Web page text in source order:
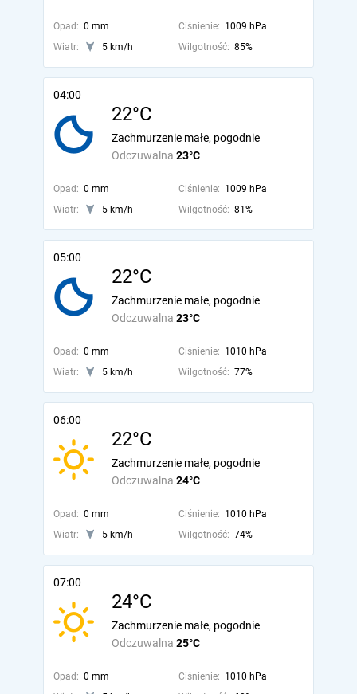
Opad: 0 mm Ciśnienie: 1009 hPa
Wiatr:
5 km/h Wilgotność: 85%
04:00
22°C
Odczuwalna 23°C
Zachmurzenie małe, pogodnie
Opad: 0 mm Ciśnienie: 1009 hPa
Wiatr:
5 km/h Wilgotność: 81%
05:00
22°C
Odczuwalna 23°C
Zachmurzenie małe, pogodnie
Opad: 0 mm Ciśnienie: 1010 hPa
Wiatr:
5 km/h Wilgotność: 77%
06:00
22°C
Odczuwalna 24°C
Zachmurzenie małe, pogodnie
Opad: 0 mm Ciśnienie: 1010 hPa
Wiatr:
5 km/h Wilgotność: 74%
07:00
24°C
Odczuwalna 25°C
Zachmurzenie małe, pogodnie
Opad: 0 mm Ciśnienie: 1010 hPa